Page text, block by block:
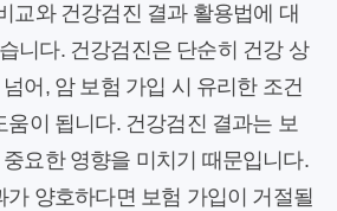
교와 건강검진 결과 활용법에 대
니다. 건강검진은 단순히 건강 상
어, 암 보험 가입 시 유리한 조건
움이 됩니다. 건강검진 결과는 보
요한 영향을 미치기 때문입니다.
가 양호하다면 보험 가입이 거절될